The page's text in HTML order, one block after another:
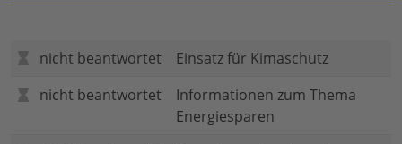
nicht beantwortet
Einsatz für Kimaschutz
nicht beantwortet
Informationen zum Thema
Energiesparen